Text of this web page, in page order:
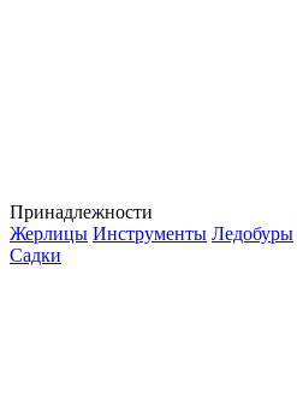
Принадлежности
Жерлицы Инструменты Ледобуры
Садки